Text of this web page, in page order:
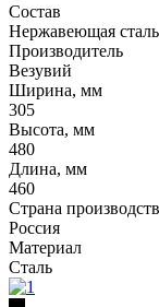
Состав
Нержавеющая
Производитель
Везувий
Ширина, мм
305
Высота, мм
480
Длина, мм
460
Страна
Россия
Материал
Сталь